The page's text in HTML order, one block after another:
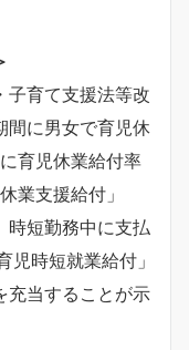
育て支援法等改
間に男女で育児休
育児休業給付率
業支援給付」
時短勤務中に支払
児時短就業給付」
充当することが示